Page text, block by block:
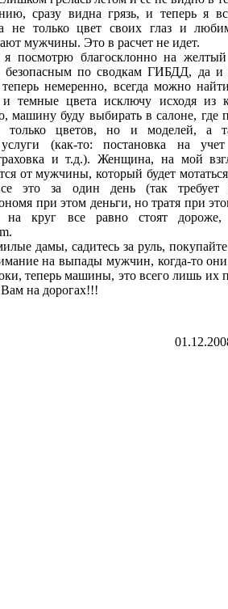
сразу видна грязь, и теперь я
не только цвет своих глаз и
мужчины. Это в расчет не идет.
я посмотрю благосклонно на
безопасным по сводкам ГИБДД, да и
теперь немеренно, всегда можно
темные цвета исключу исходя из
машину буду выбирать в салоне, где
только цветов, но и моделей, а
услуги (как-то: постановка на
и т.д.). Женщина, на мой
от мужчины, который будет
это за один день (так
при этом деньги, но тратя при
на круг все равно стоят дороже,
дамы, садитесь за руль,
на выпады мужчин, когда-то
теперь машины, это всего лишь их
на дорогах!!!